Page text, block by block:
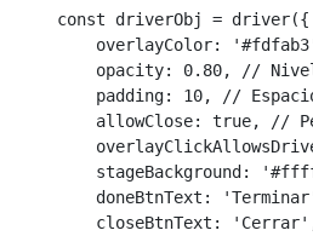
const driverObj
overlayColor:
opacity: 0.80, //
padding: 10, //
allowClose: true, //
stageBackground:
doneBtnText:
closeBtnText: